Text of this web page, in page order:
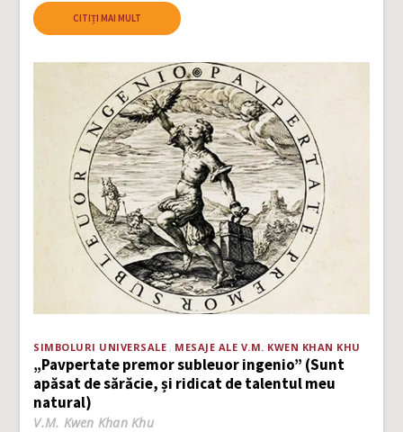
CITIȚI MAI MULT
SIMBOLURI UNIVERSALE MESAJE ALE V.M. KWEN KHAN KHU
„Pavpertate premor subleuor ingenio” (Sunt
apăsat de sărăcie, și ridicat de talentul meu
natural)
V.M. Kwen Khan Khu